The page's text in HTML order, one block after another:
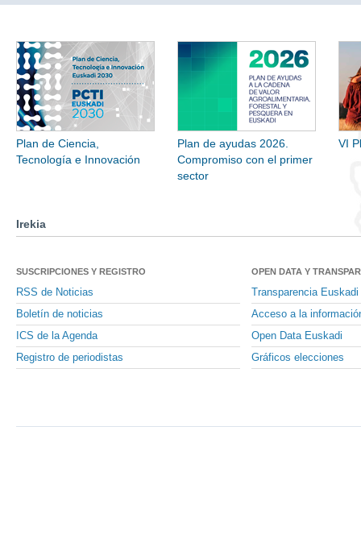
Plan de Ciencia,
Tecnología e Innovación
Plan de ayudas 2026.
Compromiso con el primer
sector
VI
Irekia
SUSCRIPCIONES Y REGISTRO
RSS de Noticias
Boletín de noticias
ICS de la Agenda
Registro de periodistas
OPEN DATA Y
Transparencia Euskadi
Acceso a la
Open Data Euskadi
Gráficos elecciones